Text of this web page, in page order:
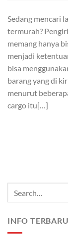
Sedang mencari
termurah?
memang hanya
menjadi
bisa
barang yang di
menurut
cargo itu[…]
INFO TERBARU